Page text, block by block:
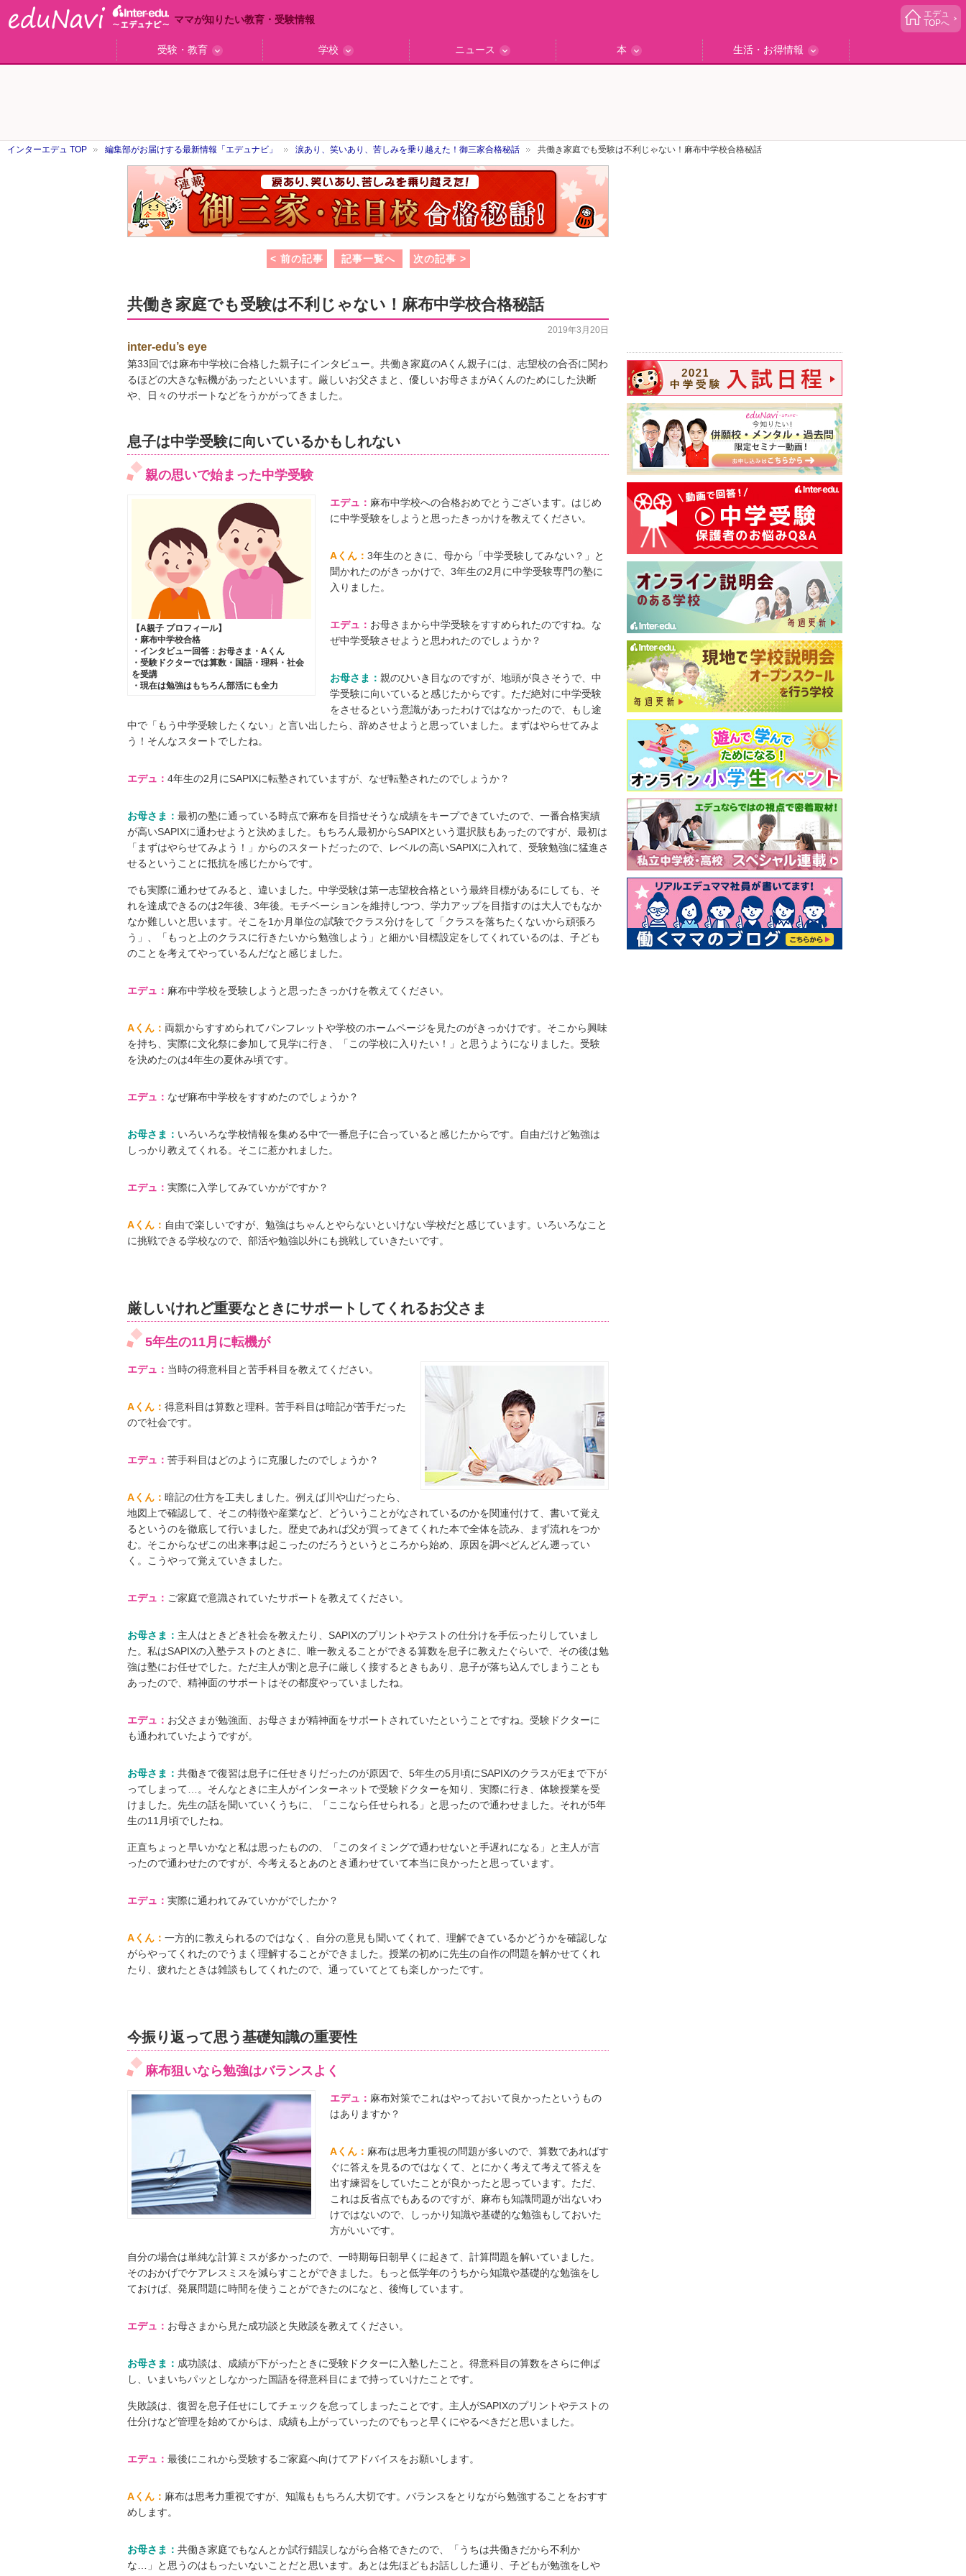
ママが知りたい教育・受験情報
エデュ
TOPへ
受験・教育
学校
ニュース
本
生活・お得情報
インターエデュ TOP 編集部がお届けする最新情報「エデュナビ」 涙あり、笑いあり、苦しみを乗り越えた！御三家合格秘話 共働き家庭でも受験は不利じゃない！麻布中学校合格秘話
御
三
家
合
格
< 前の記事 記事一覧へ 次の記事 >
共働き家庭でも受験は不利じゃない！麻布中学校合格秘話
2019年3月20日
inter-edu’s eye
第33回では麻布中学校に合格した親子にインタビュー。共働き家庭のAくん親子には、志望校の合否に関わ
るほどの大きな転機があったといいます。厳しいお父さまと、優しいお母さまがAくんのためにした決断
や、日々のサポートなどをうかがってきました。
息子は中学受験に向いているかもしれない
親の思いで始まった中学受験
【A親子 プロフィール】
・麻布中学校合格
・インタビュー回答：お母さま・Aくん
・受験ドクターでは算数・国語・理科・社会
を受講
・現在は勉強はもちろん部活にも全力
エデュ： 麻布中学校への合格おめでとうございます。はじめ
に中学受験をしようと思ったきっかけを教えてください。
Aくん： 3年生のときに、母から「中学受験してみない？」と
聞かれたのがきっかけで、3年生の2月に中学受験専門の塾に
入りました。
エデュ： お母さまから中学受験をすすめられたのですね。な
ぜ中学受験させようと思われたのでしょうか？
お母さま： 親のひいき目なのですが、地頭が良さそうで、中
学受験に向いていると感じたからです。ただ絶対に中学受験
をさせるという意識があったわけではなかったので、もし途
中で「もう中学受験したくない」と⾔い出したら、辞めさせようと思っていました。まずはやらせてみよ
う！そんなスタートでしたね。
エデュ： 4年生の2月にSAPIXに転塾されていますが、なぜ転塾されたのでしょうか？
お母さま： 最初の塾に通っている時点で⿇布を目指せそうな成績をキープできていたので、⼀番合格実績
が高いSAPIXに通わせようと決めました。もちろん最初からSAPIXという選択肢もあったのですが、最初は
「まずはやらせてみよう！」からのスタートだったので、レベルの高いSAPIXに入れて、受験勉強に猛進さ
せるということに抵抗を感じたからです。
でも実際に通わせてみると、違いました。中学受験は第一志望校合格という最終目標があるにしても、そ
れを達成できるのは2年後、3年後。モチベーションを維持しつつ、学力アップを目指すのは大人でもなか
なか難しいと思います。そこを1か月単位の試験でクラス分けをして「クラスを落ちたくないから頑張ろ
う」、「もっと上のクラスに行きたいから勉強しよう」と細かい目標設定をしてくれているのは、子ども
のことを考えてやっているんだなと感じました。
エデュ： 麻布中学校を受験しようと思ったきっかけを教えてください。
Aくん： 両親からすすめられてパンフレットや学校のホームページを見たのがきっかけです。そこから興味
を持ち、実際に文化祭に参加して見学に行き、「この学校に入りたい！」と思うようになりました。受験
を決めたのは4年生の夏休み頃です。
エデュ： なぜ麻布中学校をすすめたのでしょうか？
お母さま： いろいろな学校情報を集める中で一番息子に合っていると感じたからです。自由だけど勉強は
しっかり教えてくれる。そこに惹かれました。
エデュ： 実際に入学してみていかがですか？
Aくん： 自由で楽しいですが、勉強はちゃんとやらないといけない学校だと感じています。いろいろなこと
に挑戦できる学校なので、部活や勉強以外にも挑戦していきたいです。
厳しいけれど重要なときにサポートしてくれるお父さま
5年生の11月に転機が
エデュ： 当時の得意科目と苦手科目を教えてください。
Aくん： 得意科目は算数と理科。苦手科目は暗記が苦手だった
ので社会です。
エデュ： 苦手科目はどのように克服したのでしょうか？
Aくん： 暗記の仕方を工夫しました。例えば川や山だったら、
地図上で確認して、そこの特徴や産業など、どういうことがなされているのかを関連付けて、書いて覚え
るというのを徹底して行いました。歴史であれば父が買ってきてくれた本で全体を読み、まず流れをつか
む。そこからなぜこの出来事は起こったのだろうというところから始め、原因を調べどんどん遡ってい
く。こうやって覚えていきました。
エデュ： ご家庭で意識されていたサポートを教えてください。
お母さま： 主人はときどき社会を教えたり、SAPIXのプリントやテストの仕分けを手伝ったりしていまし
た。私はSAPIXの入塾テストのときに、唯一教えることができる算数を息子に教えたぐらいで、その後は勉
強は塾にお任せでした。ただ主人が割と息子に厳しく接するときもあり、息⼦が落ち込んでしまうことも
あったので、精神面のサポートはその都度やっていましたね。
エデュ： お父さまが勉強面、お母さまが精神面をサポートされていたということですね。受験ドクターに
も通われていたようですが。
お母さま： 共働きで復習は息子に任せきりだったのが原因で、5年生の5月頃にSAPIXのクラスがEまで下が
ってしまって…。そんなときに主⼈がインターネットで受験ドクターを知り、実際に⾏き、体験授業を受
けました。先⽣の話を聞いていくうちに、「ここなら任せられる」と思ったので通わせました。それが5年
⽣の11⽉頃でしたね。
正直ちょっと早いかなと私は思ったものの、「このタイミングで通わせないと手遅れになる」と主人が言
ったので通わせたのですが、今考えるとあのとき通わせていて本当に良かったと思っています。
エデュ： 実際に通われてみていかがでしたか？
Aくん： ⼀⽅的に教えられるのではなく、自分の意⾒も聞いてくれて、理解できているかどうかを確認しな
がらやってくれたのでうまく理解することができました。授業の初めに先生の自作の問題を解かせてくれ
たり、疲れたときは雑談もしてくれたので、通っていてとても楽しかったです。
今振り返って思う基礎知識の重要性
麻布狙いなら勉強はバランスよく
エデュ： 麻布対策でこれはやっておいて良かったというもの
はありますか？
Aくん： 麻布は思考力重視の問題が多いので、算数であればす
ぐに答えを見るのではなくて、とにかく考えて考えて答えを
出す練習をしていたことが良かったと思っています。ただ、
これは反省点でもあるのですが、麻布も知識問題が出ないわ
けではないので、しっかり知識や基礎的な勉強もしておいた
方がいいです。
自分の場合は単純な計算ミスが多かったので、一時期毎日朝早くに起きて、計算問題を解いていました。
そのおかげでケアレスミスを減らすことができました。もっと低学年のうちから知識や基礎的な勉強をし
ておけば、発展問題に時間を使うことができたのになと、後悔しています。
エデュ： お母さまから見た成功談と失敗談を教えてください。
お母さま： 成功談は、成績が下がったときに受験ドクターに入塾したこと。得意科目の算数をさらに伸ば
し、いまいちパッとしなかった国語を得意科目にまで持っていけたことです。
失敗談は、復習を息子任せにしてチェックを怠ってしまったことです。主人がSAPIXのプリントやテストの
仕分けなど管理を始めてからは、成績も上がっていったのでもっと早くにやるべきだと思いました。
エデュ： 最後にこれから受験するご家庭へ向けてアドバイスをお願いします。
Aくん： 麻布は思考力重視ですが、知識ももちろん大切です。バランスをとりながら勉強することをおすす
めします。
お母さま： 共働き家庭でもなんとか試行錯誤しながら合格できたので、「うちは共働きだから不利か
な…」と思うのはもったいないことだと思います。あとは先ほどもお話しした通り、子どもが勉強をしや